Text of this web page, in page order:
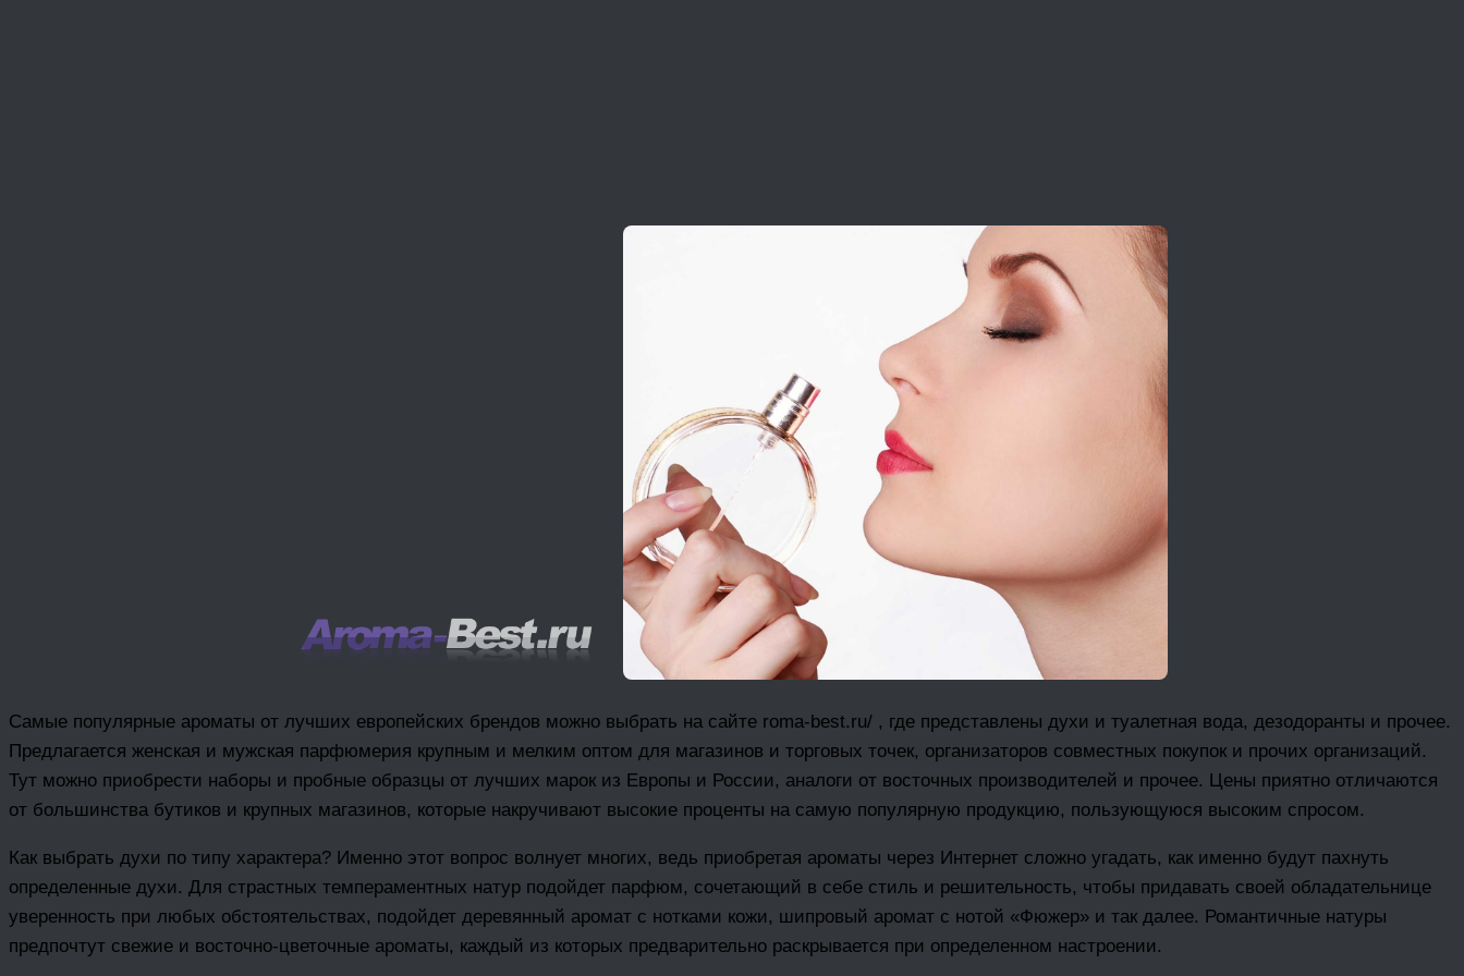
Самые популярные ароматы от лучших европейских брендов можно выбрать на сайте roma-best.ru/ , где представлены духи и туалетная вода, дезодоранты и прочее.
Предлагается женская и мужская парфюмерия крупным и мелким оптом для магазинов и торговых точек, организаторов совместных покупок и прочих организаций.
Тут можно приобрести наборы и пробные образцы от лучших марок из Европы и России, аналоги от восточных производителей и прочее. Цены приятно отличаются
от большинства бутиков и крупных магазинов, которые накручивают высокие проценты на самую популярную продукцию, пользующуюся высоким спросом.
Как выбрать духи по типу характера? Именно этот вопрос волнует многих, ведь приобретая ароматы через Интернет сложно угадать, как именно будут пахнуть
определенные духи. Для страстных темпераментных натур подойдет парфюм, сочетающий в себе стиль и решительность, чтобы придавать своей обладательнице
уверенность при любых обстоятельствах, подойдет деревянный аромат с нотками кожи, шипровый аромат с нотой «Фюжер» и так далее. Романтичные натуры
предпочтут свежие и восточно-цветочные ароматы, каждый из которых предварительно раскрывается при определенном настроении.